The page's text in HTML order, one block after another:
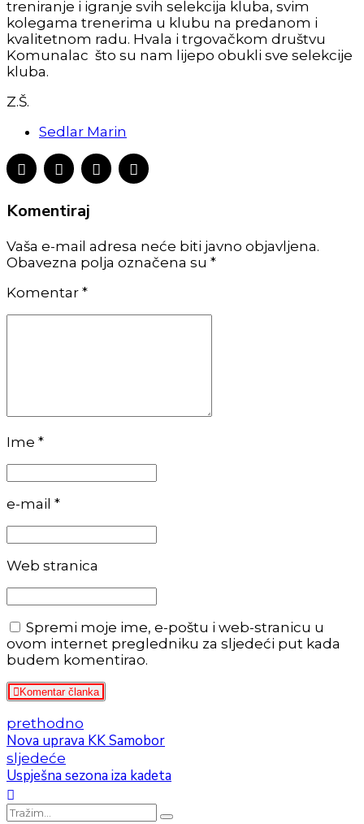
treniranje i igranje svih selekcija kluba, svim
kolegama trenerima u klubu na predanom i
kvalitetnom radu. Hvala i trgovačkom društvu
Komunalac što su nam lijepo obukli sve selekcije
kluba.
Z.Š.
Sedlar Marin
Komentiraj
Vaša e-mail adresa neće biti javno objavljena.
Obavezna polja označena su *
Komentar *
Ime *
e-mail *
Web stranica
Spremi moje ime, e-poštu i web-stranicu u
ovom internet pregledniku za sljedeći put kada
budem komentirao.
Komentar članka
prethodno
Nova uprava KK Samobor
sljedeće
Uspješna sezona iza kadeta